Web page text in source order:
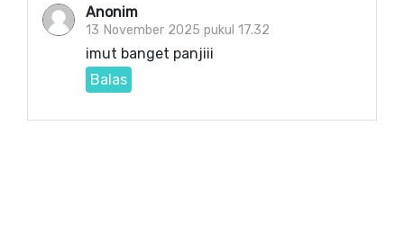
Anonim
13 November 2025 pukul 17.32
imut banget panjiii
Balas